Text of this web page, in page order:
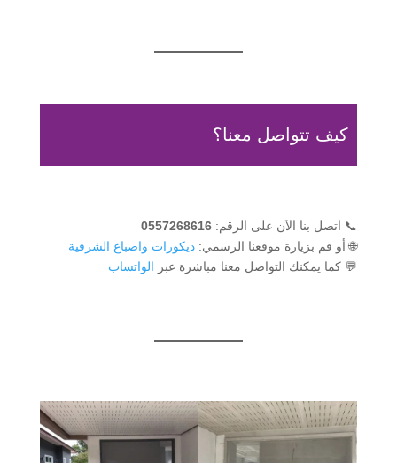
كيف تتواصل معنا؟
📞 اتصل بنا الآن على الرقم: 0557268616
🌐 أو قم بزيارة موقعنا الرسمي: ديكورات واصباغ الشرقية
💬 كما يمكنك التواصل معنا مباشرة عبر الواتساب